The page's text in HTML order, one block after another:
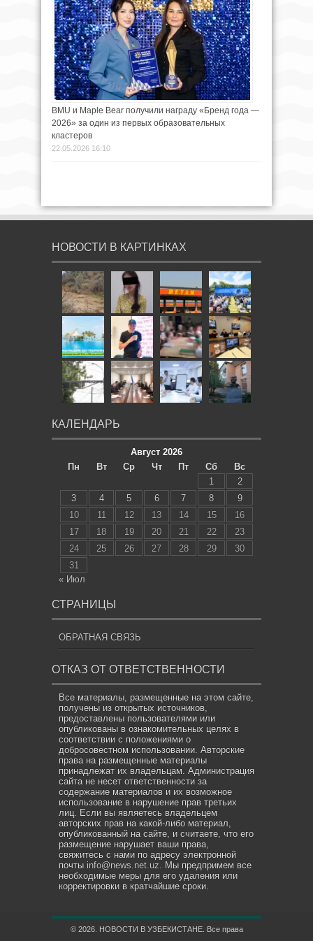
BMU и Maple Bear получили награду «Бренд года —
2026» за один из первых образовательных
кластеров
22.05.2026 16:10
НОВОСТИ В КАРТИНКАХ
КАЛЕНДАРЬ
Август 2026
Пн
Вт Ср Чт Пт Сб
Вс
1
2
3
4 5 6 7 8
9
10
11 12 13 14 15
16
17
18 19 20 21 22
23
24
25 26 27 28 29
30
31
« Июл
СТРАНИЦЫ
ОБРАТНАЯ СВЯЗЬ
ОТКАЗ ОТ ОТВЕТСТВЕННОСТИ
Все материалы, размещенные на этом сайте,
получены из открытых источников,
предоставлены пользователями или
опубликованы в ознакомительных целях в
соответствии с положениями о
добросовестном использовании. Авторские
права на размещенные материалы
принадлежат их владельцам. Администрация
сайта не несет ответственности за
содержание материалов и их возможное
использование в нарушение прав третьих
лиц. Если вы являетесь владельцем
авторских прав на какой-либо материал,
опубликованный на сайте, и считаете, что его
размещение нарушает ваши права,
свяжитесь с нами по адресу электронной
почты info@news.net.uz . Мы предпримем все
необходимые меры для его удаления или
корректировки в кратчайшие сроки.
© 2026. НОВОСТИ В УЗБЕКИСТАНЕ. Все права